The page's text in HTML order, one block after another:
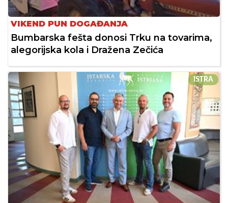
VIKEND PUN DOGAĐANJA
Bumbarska fešta donosi Trku na tovarima,
alegorijska kola i Dražena Zečića
ISTRA